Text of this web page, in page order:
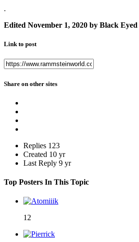
.
Edited November 1, 2020 by Black Eyed
Link to post
Share on other sites
Replies 123
Created 10 yr
Last Reply 9 yr
Top Posters In This Topic
12